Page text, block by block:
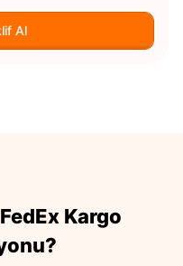
Al
Kargo